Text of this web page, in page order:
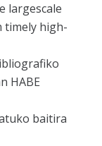
largescale
timely high-
HABE
baitira